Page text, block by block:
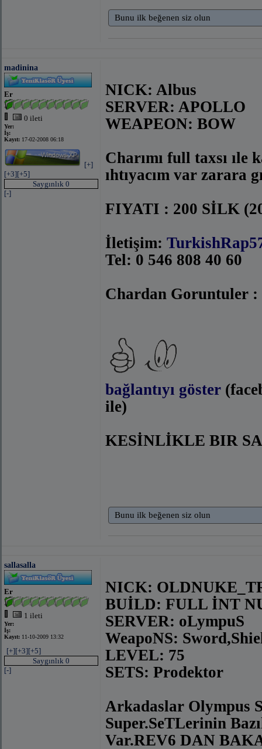
Bunu ilk beğenen siz olun
madinina
Er
0 ileti
Yer:
İş:
Kayıt: 17-02-2008 06:18
[+]
[+3][+5]
Saygınlık 0
[-]
NICK: Albus
SERVER: APOLLO
WEAPEON: BOW
Charımı full taxsı ıle
ıhtıyacım var zarara
FIYATI : 200 SİLK
İletişim:
Tel: 0 546 808 40 60
Chardan Goruntuler
bağlantıyı göster
ile)
KESİNLİKLE BIR
Bunu ilk beğenen siz olun
sallasalla
Er
1 ileti
Yer:
İş:
Kayıt: 11-10-2009 13:32
[+][+3][+5]
Saygınlık 0
[-]
NICK:
BUİLD: FULL İNT
SERVER: oLympuS
WeapoNS:
LEVEL: 75
SETS: Prodektor
Arkadaslar Olympus
Super.SeTLerinin
Var.REV6 DAN